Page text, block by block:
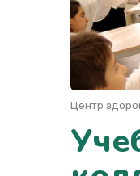
Центр